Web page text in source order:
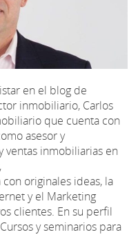
en el blog de
inmobiliario, Carlos
que cuenta con
asesor y
ventas inmobiliarias en
originales ideas, la
y el Marketing
clientes. En su perfil
y seminarios para